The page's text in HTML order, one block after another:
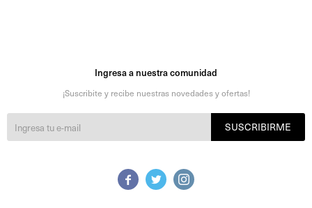
  
Ingresa a nuestra comunidad
¡Suscribite y recibe nuestras novedades y ofertas!
SUSCRIBIRME